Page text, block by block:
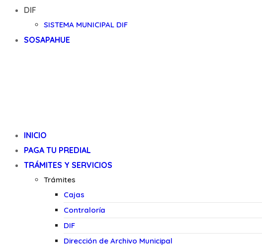
DIF
SISTEMA MUNICIPAL DIF
SOSAPAHUE
INICIO
PAGA TU PREDIAL
TRÁMITES Y SERVICIOS
Trámites
Cajas
Contraloría
DIF
Dirección de Archivo Municipal